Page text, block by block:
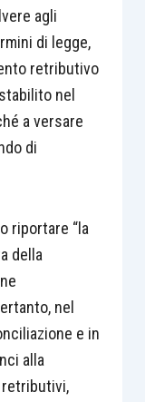
agli
di legge,
retributivo
nel
a versare
di
riportare “la
della
nel
e in
alla